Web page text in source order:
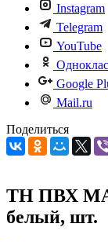
Instagram
Telegram
YouTube
Google
Mail.ru
Поделиться
ТН ПВХ
белый, шт.